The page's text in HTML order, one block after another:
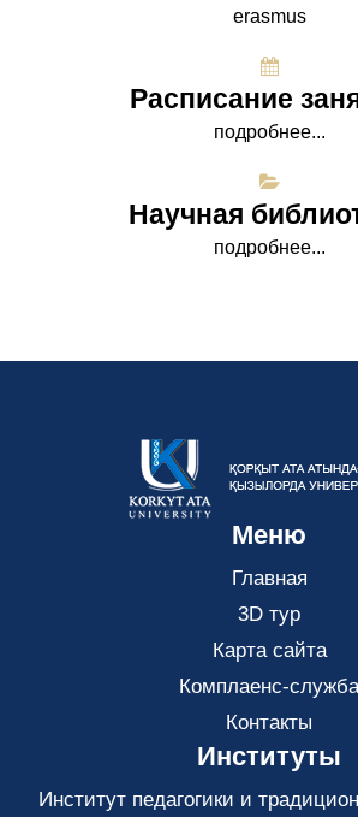
erasmus
Расписание
подробнее...
Научная
подробнее...
Меню
Главная
3D тур
Карта сайта
Комплаенс-служба
Контакты
Институты
Институт педагогики и